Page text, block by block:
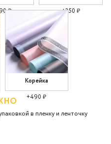
₽
+350 ₽
Корейка
+490 ₽
в пленку и ленточку